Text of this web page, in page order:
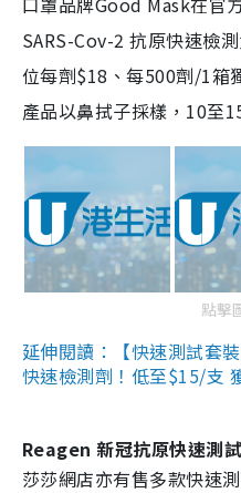
SARS-Cov-2 抗原快速檢
位每劑$18、每500劑/1箱
產品以鼻拭子採樣，10至
點擊
延伸閱讀：【快速測試套
快速檢測劑！低至$15/支
Reagen 新冠抗原快速測
莎莎網店亦有售多款快速